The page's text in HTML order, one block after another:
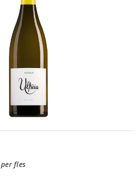
fles